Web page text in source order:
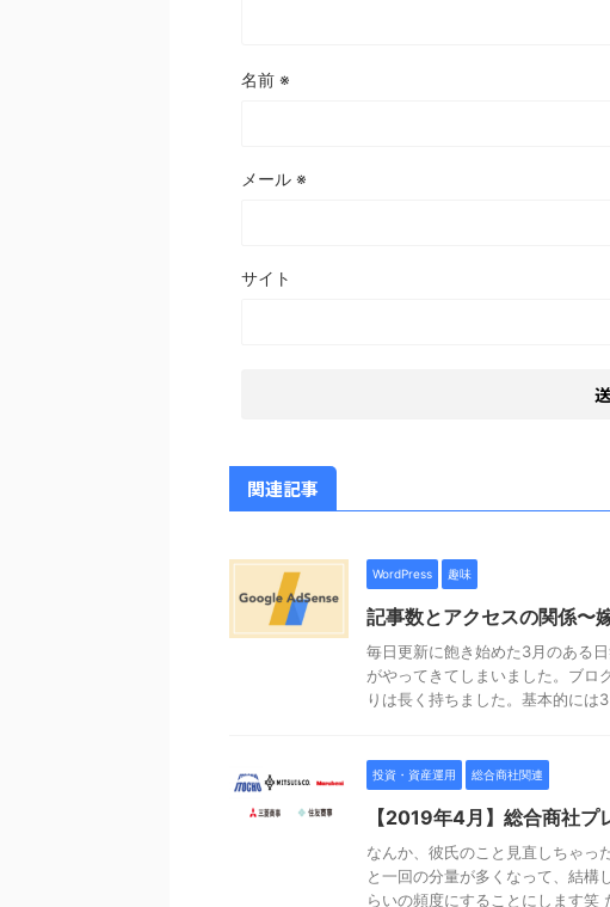
名前 ※
メール ※
サイト
関連記事
WordPress 趣味
記事数とアクセスの関係〜
毎日更新に飽き始めた3月のある
がやってきてしまいました。ブロ
りは長く持ちました。基本的には
投資・資産運用 総合商社関連
【2019年4月】総合商社
なんか、彼氏のこと見直しちゃっ
と一回の分量が多くなって、結構
らいの頻度にすることにします笑